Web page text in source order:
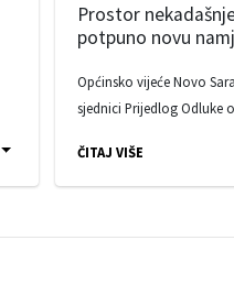
Prostor
potpuno novu
Općinsko vijeće Novo
sjednici Prijedlog Odluke
ČITAJ VIŠE